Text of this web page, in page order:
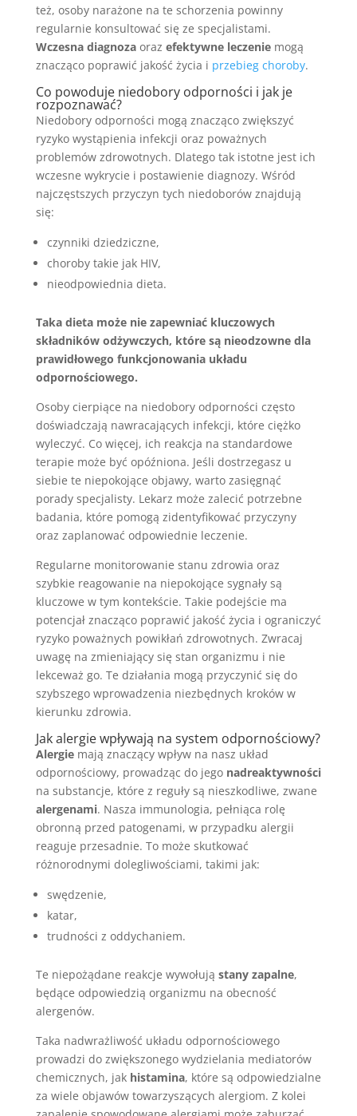
też, osoby narażone na te schorzenia powinny
regularnie konsultować się ze specjalistami.
Wczesna diagnozaoraz efektywne leczeniemogą
znacząco poprawić jakość życia i przebieg choroby.
Co powoduje niedobory odporności i jak je
rozpoznawać?
Niedobory odporności mogą znacząco zwiększyć
ryzyko wystąpienia infekcji oraz poważnych
problemów zdrowotnych. Dlatego tak istotne jest ich
wczesne wykrycie i postawienie diagnozy. Wśród
najczęstszych przyczyn tych niedoborów znajdują
się:
czynniki dziedziczne,
choroby takie jak HIV,
nieodpowiednia dieta.
Taka dieta może nie zapewniać kluczowych
składników odżywczych, które są nieodzowne dla
prawidłowego funkcjonowania układu
odpornościowego.
Osoby cierpiące na niedobory odporności często
doświadczają nawracających infekcji, które ciężko
wyleczyć. Co więcej, ich reakcja na standardowe
terapie może być opóźniona. Jeśli dostrzegasz u
siebie te niepokojące objawy, warto zasięgnąć
porady specjalisty. Lekarz może zalecić potrzebne
badania, które pomogą zidentyfikować przyczyny
oraz zaplanować odpowiednie leczenie.
Regularne monitorowanie stanu zdrowia oraz
szybkie reagowanie na niepokojące sygnały są
kluczowe w tym kontekście. Takie podejście ma
potencjał znacząco poprawić jakość życia i ograniczyć
ryzyko poważnych powikłań zdrowotnych. Zwracaj
uwagę na zmieniający się stan organizmu i nie
lekceważ go. Te działania mogą przyczynić się do
szybszego wprowadzenia niezbędnych kroków w
kierunku zdrowia.
Jak alergie wpływają na system odpornościowy?
Alergiemają znaczący wpływ na nasz układ
odpornościowy, prowadząc do jego nadreaktywności
na substancje, które z reguły są nieszkodliwe, zwane
alergenami. Nasza immunologia, pełniąca rolę
obronną przed patogenami, w przypadku alergii
reaguje przesadnie. To może skutkować
różnorodnymi dolegliwościami, takimi jak:
swędzenie,
katar,
trudności z oddychaniem.
Te niepożądane reakcje wywołują stany zapalne,
będące odpowiedzią organizmu na obecność
alergenów.
Taka nadwrażliwość układu odpornościowego
prowadzi do zwiększonego wydzielania mediatorów
chemicznych, jak histamina, które są odpowiedzialne
za wiele objawów towarzyszących alergiom. Z kolei